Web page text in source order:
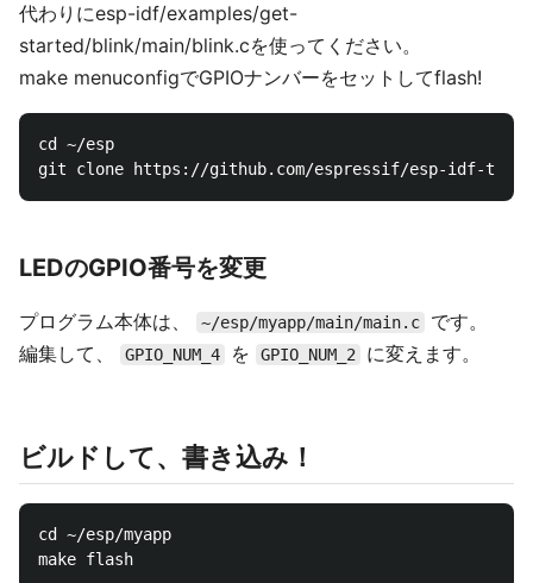
代わりにesp-idf/examples/get-
started/blink/main/blink.cを使ってください。
make menuconfigでGPIOナンバーをセットしてflash!
cd ~/esp
LEDのGPIO番号を変更
プログラム本体は、 ~/esp/myapp/main/main.c
です。
編集して、
GPIO_NUM_4 を GPIO_NUM_2 に変えます。
ビルドして、書き込み！
cd ~/esp/myapp